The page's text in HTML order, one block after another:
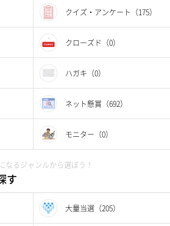
クイズ・アンケート（175）
クローズド（0）
ハガキ（0）
ネット懸賞（692）
モニター（0）
なるジャンルから選ぼう！
す
大量当選（205）